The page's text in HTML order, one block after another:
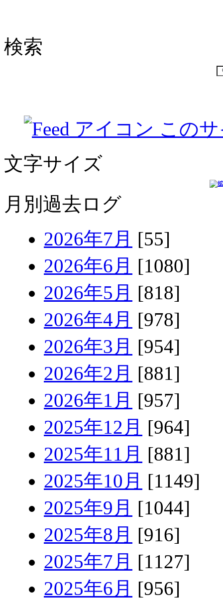
検索
この
文字サイズ
月別過去ログ
2026年7月 [55]
2026年6月 [1080]
2026年5月 [818]
2026年4月 [978]
2026年3月 [954]
2026年2月 [881]
2026年1月 [957]
2025年12月 [964]
2025年11月 [881]
2025年10月 [1149]
2025年9月 [1044]
2025年8月 [916]
2025年7月 [1127]
2025年6月 [956]